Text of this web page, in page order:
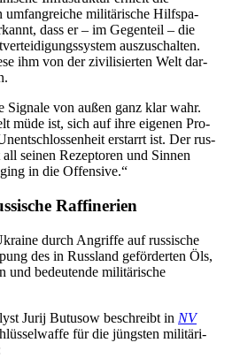
umfang­rei­che mili­tä­ri­sche Hilfs­pa­
dass er – im Gegen­teil – die
aus­zu­schal­ten.
ihm von der zivi­li­sier­ten Welt dar­
von außen ganz klar wahr.
müde ist, sich auf ihre eigenen Pro­
erstarrt ist. Der rus­
seinen Rezep­to­ren und Sinnen
in die Offensive.“
Raffinerien
durch Angriffe auf rus­si­sche
des in Russ­land geför­der­ten Öls,
und bedeu­tende mili­tä­ri­sche
Jurij Butusow beschreibt in NV
für die jüngs­ten mili­tä­ri­